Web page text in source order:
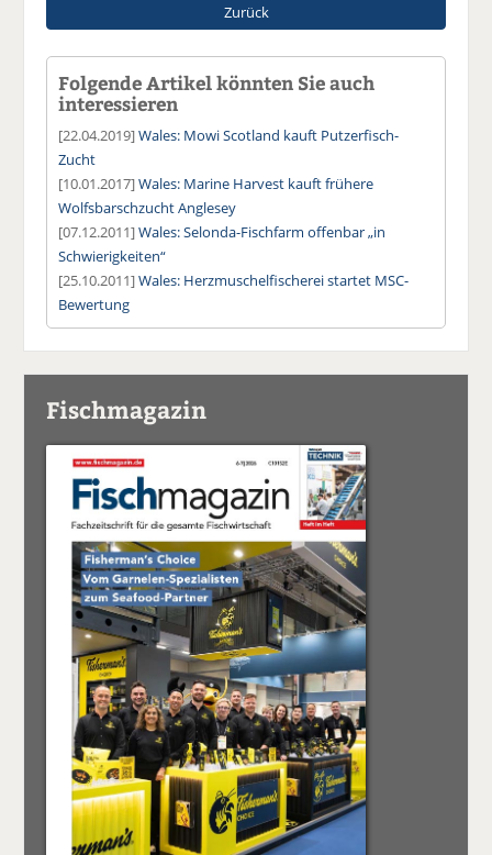
Zurück
Folgende Artikel könnten Sie auch
interessieren
[22.04.2019]Wales: Mowi Scotland kauft Putzerfisch-
Zucht
[10.01.2017]Wales: Marine Harvest kauft frühere
Wolfsbarschzucht Anglesey
[07.12.2011]Wales: Selonda-Fischfarm offenbar „in
Schwierigkeiten“
[25.10.2011]Wales: Herzmuschelfischerei startet MSC-
Bewertung
Fischmagazin